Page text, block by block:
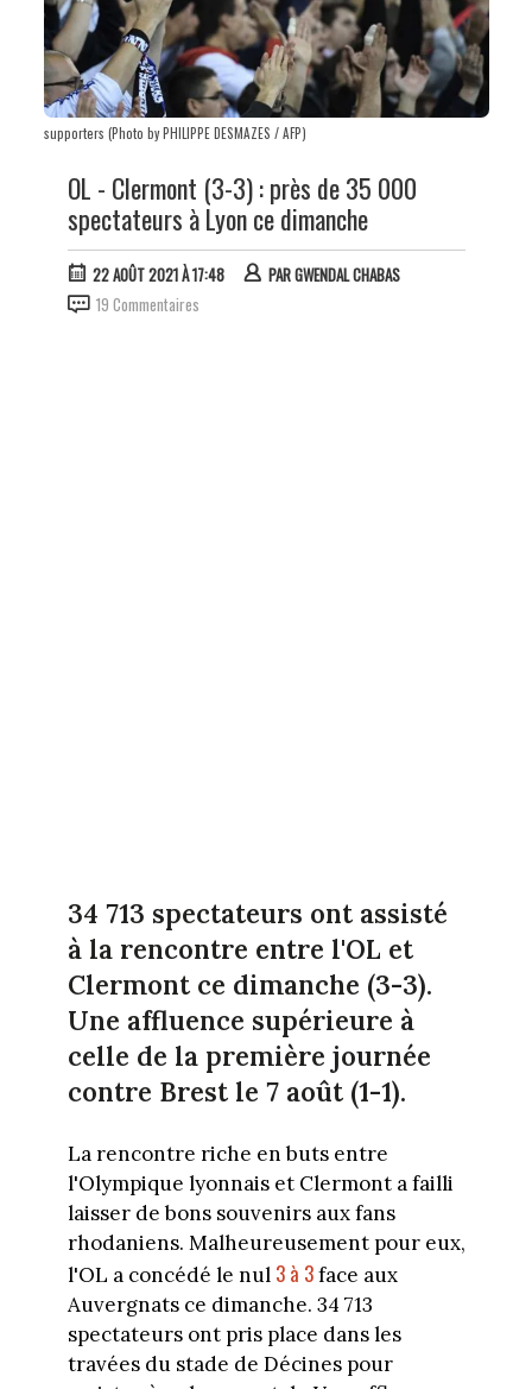
supporters (Photo by PHILIPPE DESMAZES / AFP)
OL - Clermont (3-3) : près de 35 000
spectateurs à Lyon ce dimanche
22 AOÛT 2021 À 17:48 PARGWENDAL CHABAS
19 Commentaires
34 713 spectateurs ont assisté
à la rencontre entre l'OL et
Clermont ce dimanche (3-3).
Une affluence supérieure à
celle de la première journée
contre Brest le 7 août (1-1).
La rencontre riche en buts entre
l'Olympique lyonnais et Clermont a failli
laisser de bons souvenirs aux fans
rhodaniens. Malheureusement pour eux,
l'OL a concédé le nul 3 à 3face aux
Auvergnats ce dimanche. 34 713
spectateurs ont pris place dans les
travées du stade de Décines pour